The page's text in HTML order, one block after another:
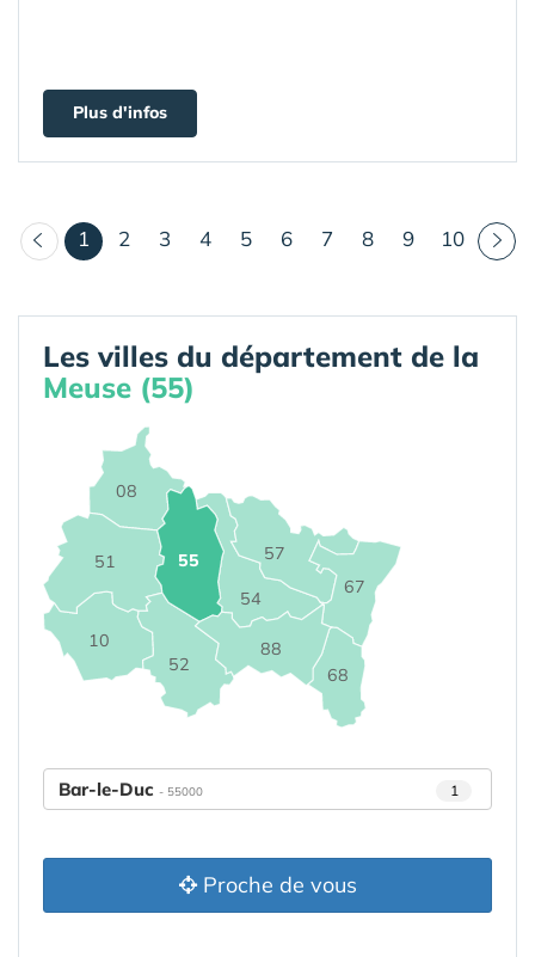
Plus d'infos
1 (courant)
2 3 4 5 6 7 8 9 10
Les villes du département de la
Meuse (55)
08
10
51
52
54
55 57
67
68
88
Bar-le-Duc - 55000 1
Proche de vous